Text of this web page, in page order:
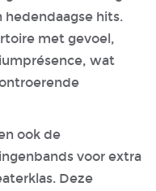
hedendaagse hits.
met gevoel,
wat
ook de
voor extra
Deze